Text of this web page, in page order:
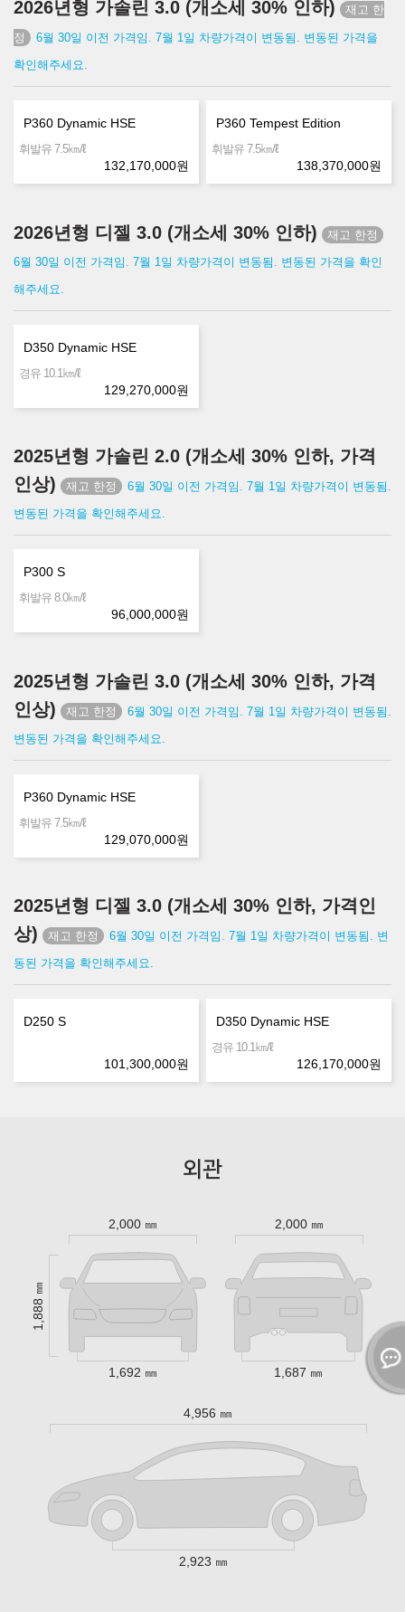
2026년형 가솔린 3.0 (개소세 30% 인하)
6월 30일 이전 가격임. 7월 1일 차량가격이 변동됨. 변동된 가격을
확인해주세요.
P360 Dynamic HSE
휘발유 7.5㎞/ℓ
132,170,000원
P360 Tempest Edition
휘발유 7.5㎞/ℓ
138,370,000원
2026년형 디젤 3.0 (개소세 30% 인하)
6월 30일 이전 가격임. 7월 1일 차량가격이 변동됨. 변동된 가격을 확인
해주세요.
D350 Dynamic HSE
경유 10.1 ㎞/ℓ
129,270,000원
2025년형 가솔린 2.0 (개소세 30% 인하, 가격
인상)
6월 30일 이전 가격임. 7월 1일 차량가격이 변동됨.
변동된 가격을 확인해주세요.
P300 S
휘발유 8.0㎞/ℓ
96,000,000원
2025년형 가솔린 3.0 (개소세 30% 인하, 가격
인상)
6월 30일 이전 가격임. 7월 1일 차량가격이 변동됨.
변동된 가격을 확인해주세요.
P360 Dynamic HSE
휘발유 7.5㎞/ℓ
129,070,000원
2025년형 디젤 3.0 (개소세 30% 인하, 가격인
상)
6월 30일 이전 가격임. 7월 1일 차량가격이 변동됨. 변
동된 가격을 확인해주세요.
D250 S
101,300,000원
D350 Dynamic HSE
경유 10.1㎞/ℓ
126,170,000원
외관
2,000 ㎜ 2,000 ㎜
1,888 ㎜
1,692 ㎜ 1,687 ㎜
4,956 ㎜
2,923 ㎜